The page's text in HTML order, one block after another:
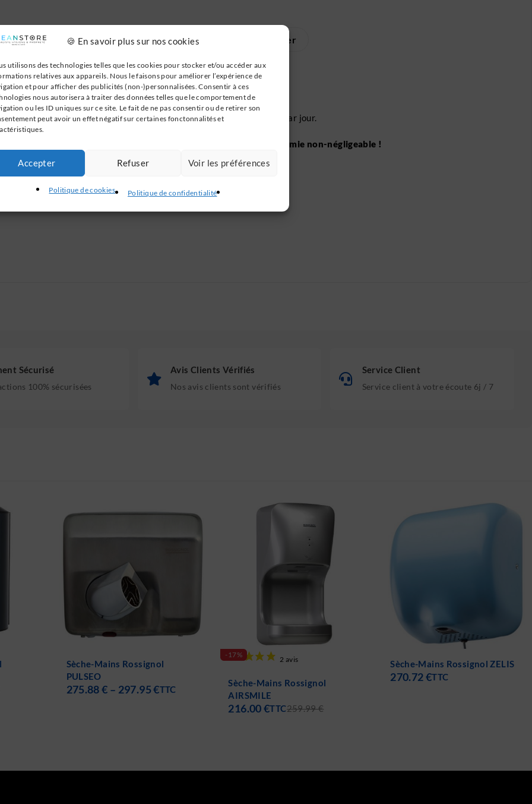
🍪 En savoir plus sur nos cookies
utilisons des technologies telles que les cookies pour stocker et/ou accéder aux
relatives aux appareils. Nous le faisons pour améliorer l’expérience de
et pour afficher des publicités (non-)personnalisées. Consentir à ces
nous autorisera à traiter des données telles que le comportement de
ou les ID uniques sur ce site. Le fait de ne pas consentir ou de retirer son
peut avoir un effet négatif sur certaines fonctonnalités et
Accepter Refuser Voir les préférences
Politique de cookies Politique de confidentialité
du produit Informations complémentaires À télécharger
en ABS robustegarantissent un entretien facile et rapide.
spécialement étudié pour un passage de moins de 100 personnes par jour.
en papier ou en coton, ce qui est un économie non-négligeable !
Sécurisé
100% sécurisées
Avis Clients Vérifiés
Nos avis clients sont vérifiés
Service Client
Service client à votre écoute 6j / 7
Sèche-Mains Rossignol
AIRSMILE
Sèche-Mains Rossignol ZELIS
270.72€
Sèche-Mains Rossignol
OLEANE